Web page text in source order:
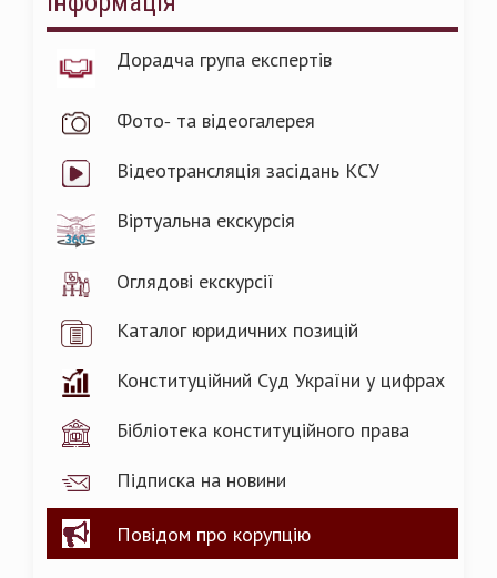
Дорадча група експертів
Фото- та відеогалерея
Відеотрансляція засідань КСУ
Віртуальна екскурсія
Оглядові екскурсії
Каталог юридичних позицій
Конституційний Суд України у цифрах
Бібліотека конституційного права
Підписка на новини
Повідом про корупцію